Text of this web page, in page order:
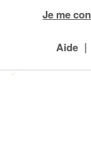
Je me
Aide |